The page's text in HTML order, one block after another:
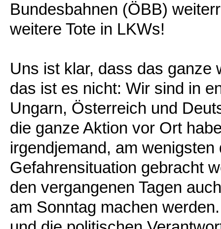
Bundesbahnen (ÖBB)
weitere Tote in LKWs!
Uns ist klar, dass das ganze
das ist es nicht: Wir sind in
Ungarn, Österreich und
die ganze Aktion vor Ort
irgendjemand, am
Gefahrensituation gebracht
den vergangenen Tagen
am Sonntag machen